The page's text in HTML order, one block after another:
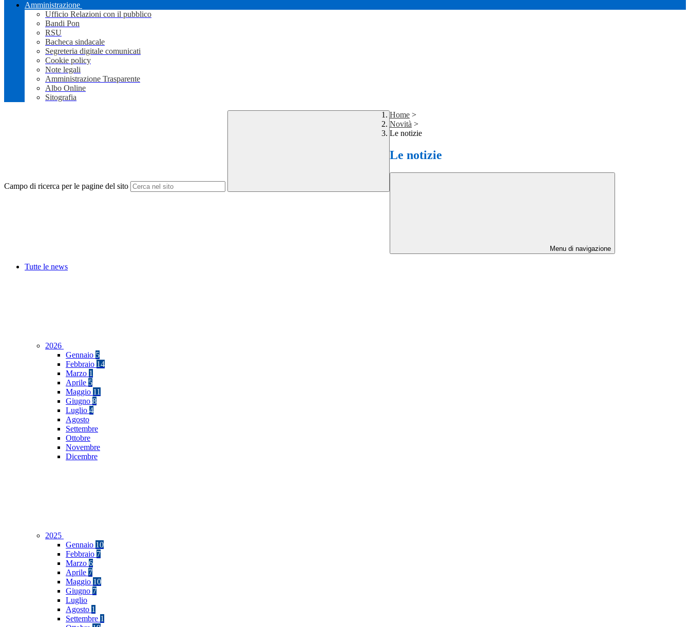
Amministrazione
Ufficio Relazioni con il pubblico
Bandi Pon
RSU
Bacheca sindacale
Segreteria digitale comunicati
Cookie policy
Note legali
Amministrazione Trasparente
Albo Online
Sitografia
Campo di ricerca per le pagine del sito
Home >
Novità >
Le notizie
Le notizie
Menu di navigazione
Tutte le news
2026
Gennaio 5
Febbraio 14
Marzo 1
Aprile 5
Maggio 11
Giugno 8
Luglio 4
Agosto
Settembre
Ottobre
Novembre
Dicembre
2025
Gennaio 10
Febbraio 7
Marzo 6
Aprile 7
Maggio 10
Giugno 7
Luglio
Agosto 1
Settembre 1